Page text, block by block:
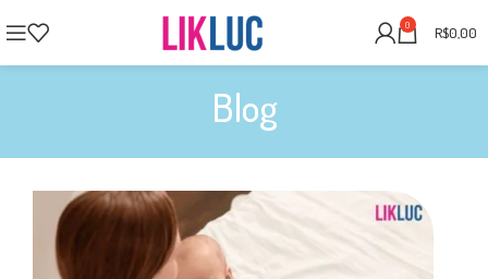
0 R$0,00
Blog